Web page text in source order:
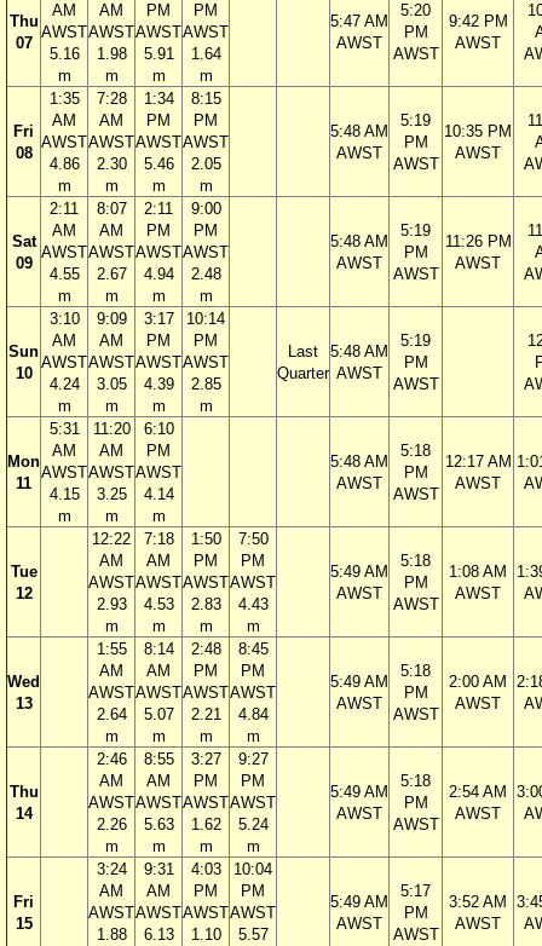
Thu
07
AM
AWST
5.16
m
AM
AWST
1.98
m
PM
AWST
5.91
m
PM
AWST
1.64
m
5:47 AM
AWST
5:20
PM
AWST
9:42 PM
AWST
Fri
08
1:35
AM
AWST
4.86
m
7:28
AM
AWST
2.30
m
1:34
PM
AWST
5.46
m
8:15
PM
AWST
2.05
m
5:48 AM
AWST
5:19
PM
AWST
10:35 PM
AWST
Sat
09
2:11
AM
AWST
4.55
m
8:07
AM
AWST
2.67
m
2:11
PM
AWST
4.94
m
9:00
PM
AWST
2.48
m
5:48 AM
AWST
5:19
PM
AWST
11:26 PM
AWST
Sun
10
3:10
AM
AWST
4.24
m
9:09
AM
AWST
3.05
m
3:17
PM
AWST
4.39
m
10:14
PM
AWST
2.85
m
Last
Quarter
5:48 AM
AWST
5:19
PM
AWST
Mon
11
5:31
AM
AWST
4.15
m
11:20
AM
AWST
3.25
m
6:10
PM
AWST
4.14
m
5:48 AM
AWST
5:18
PM
AWST
12:17 AM
AWST
Tue
12
12:22
AM
AWST
2.93
m
7:18
AM
AWST
4.53
m
1:50
PM
AWST
2.83
m
7:50
PM
AWST
4.43
m
5:49 AM
AWST
5:18
PM
AWST
1:08 AM
AWST
Wed
13
1:55
AM
AWST
2.64
m
8:14
AM
AWST
5.07
m
2:48
PM
AWST
2.21
m
8:45
PM
AWST
4.84
m
5:49 AM
AWST
5:18
PM
AWST
2:00 AM
AWST
Thu
14
2:46
AM
AWST
2.26
m
8:55
AM
AWST
5.63
m
3:27
PM
AWST
1.62
m
9:27
PM
AWST
5.24
m
5:49 AM
AWST
5:18
PM
AWST
2:54 AM
AWST
Fri
15
3:24
AM
AWST
1.88
9:31
AM
AWST
6.13
4:03
PM
AWST
1.10
10:04
PM
AWST
5.57
5:49 AM
AWST
5:17
PM
AWST
3:52 AM
AWST